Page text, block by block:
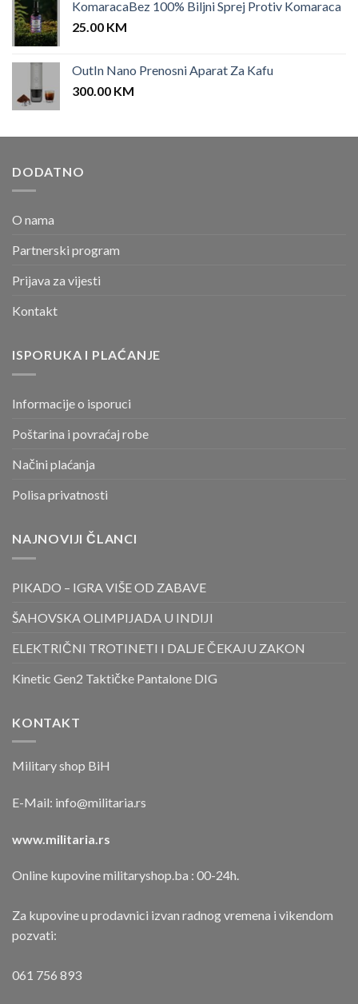
KomaracaBez 100% Biljni Sprej Protiv Komaraca
25.00 KM
OutIn Nano Prenosni Aparat Za Kafu
300.00 KM
DODATNO
O nama
Partnerski program
Prijava za vijesti
Kontakt
ISPORUKA I PLAĆANJE
Informacije o isporuci
Poštarina i povraćaj robe
Načini plaćanja
Polisa privatnosti
NAJNOVIJI ČLANCI
PIKADO – IGRA VIŠE OD ZABAVE
ŠAHOVSKA OLIMPIJADA U INDIJI
ELEKTRIČNI TROTINETI I DALJE ČEKAJU ZAKON
Kinetic Gen2 Taktičke Pantalone DIG
KONTAKT
Military shop BiH
E-Mail: info@militaria.rs
www.militaria.rs
Online kupovine militaryshop.ba : 00-24h.
Za kupovine u prodavnici izvan radnog vremena i vikendom
pozvati:
061 756 893